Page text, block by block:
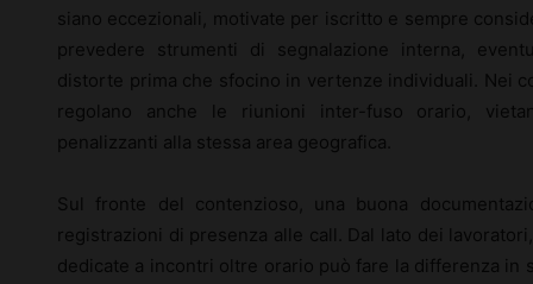
siano eccezionali, motivate per iscritto e sempre
prevedere strumenti di segnalazione interna,
distorte prima che sfocino in vertenze individuali. Nei
regolano anche le riunioni inter-fuso orario,
penalizzanti alla stessa area geografica.
Sul fronte del contenzioso, una buona
registrazioni di presenza alle call. Dal lato dei
dedicate a incontri oltre orario può fare la differenza in